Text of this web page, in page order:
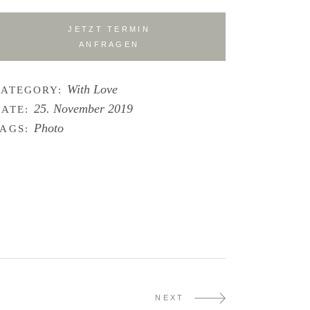
JETZT TERMIN
ANFRAGEN
With Love
25. November 2019
Photo
NEXT